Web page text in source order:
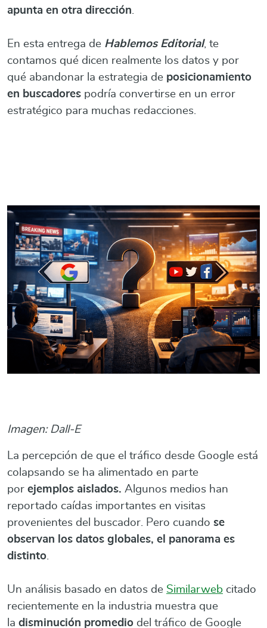
apunta en otra dirección
En esta entrega de Hablemos Editorial, te
contamos qué dicen realmente los datos y por
qué abandonar la estrategia de posicionamiento
en buscadores podría convertirse en un error
estratégico para muchas redacciones.
Imagen: Dall-E
La percepción de que el tráfico desde Google está
colapsando se ha alimentado en parte
por ejemplos aislados. Algunos medios han
reportado caídas importantes en visitas
provenientes del buscador. Pero cuando se
observan los datos globales, el panorama es
distinto.
Un análisis basado en datos de Similarweb citado
recientemente en la industria muestra que
la disminución promedio del tráfico de Google